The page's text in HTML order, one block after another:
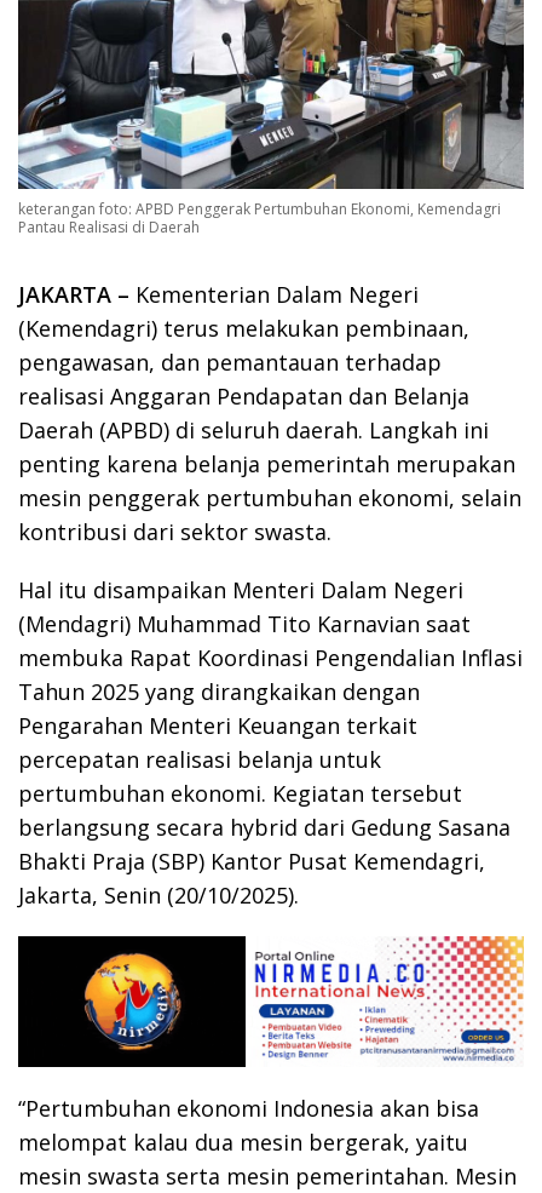
keterangan foto: APBD Penggerak Pertumbuhan Ekonomi, Kemendagri
Pantau Realisasi di Daerah
JAKARTA – Kementerian Dalam Negeri
(Kemendagri) terus melakukan pembinaan,
pengawasan, dan pemantauan terhadap
realisasi Anggaran Pendapatan dan Belanja
Daerah (APBD) di seluruh daerah. Langkah ini
penting karena belanja pemerintah merupakan
mesin penggerak pertumbuhan ekonomi, selain
kontribusi dari sektor swasta.
Hal itu disampaikan Menteri Dalam Negeri
(Mendagri) Muhammad Tito Karnavian saat
membuka Rapat Koordinasi Pengendalian Inflasi
Tahun 2025 yang dirangkaikan dengan
Pengarahan Menteri Keuangan terkait
percepatan realisasi belanja untuk
pertumbuhan ekonomi. Kegiatan tersebut
berlangsung secara hybrid dari Gedung Sasana
Bhakti Praja (SBP) Kantor Pusat Kemendagri,
Jakarta, Senin (20/10/2025).
“Pertumbuhan ekonomi Indonesia akan bisa
melompat kalau dua mesin bergerak, yaitu
mesin swasta serta mesin pemerintahan. Mesin